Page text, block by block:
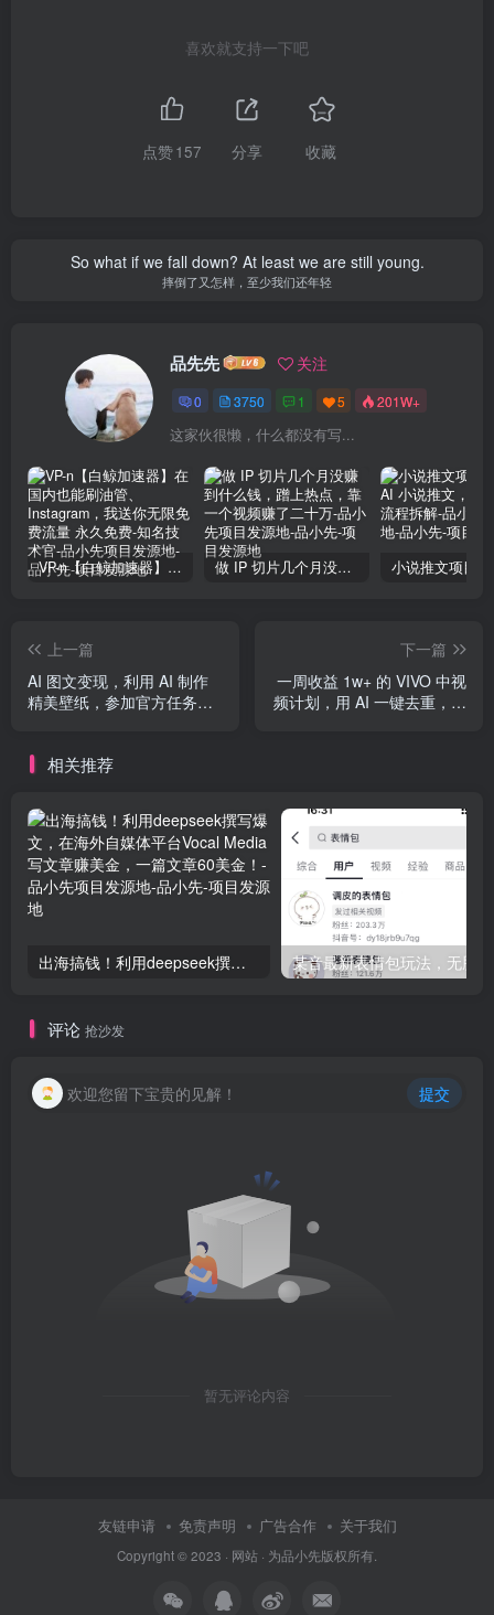
喜欢就支持一下吧
点赞157 分享 收藏
So what if we fall down? At least we are still young.
摔倒了又怎样，至少我们还年轻
品先先 关注
0 3750 1 5 201W+
这家伙很懒，什么都没有写...
VP-n【白鲸加速器】在国内也能刷油管、Instagram，我送你无限免费流量 永久免费-知名技术官-品小先项目发源地 做 IP 切片几个月没赚到什么钱，蹭上热点，靠一个视频赚了二十万-品小先项目发源地
上一篇
AI 图文变现，利用 AI 制作
精美壁纸，参加官方任务变
下一篇
一周收益 1w+ 的 VIVO 中视
频计划，用 AI 一键去重，狂
相关推荐
出海搞钱！利用deepseek撰写爆文，在海外自媒体平台Vocal Media写文章赚美金，一篇文章60美金！-品小先项目发源地
评论 抢沙发
欢迎您留下宝贵的见解！ 提交
暂无评论内容
友链申请 免责声明 广告合作 关于我们
Copyright © 2023 · 网站 · 为品小先版权所有.